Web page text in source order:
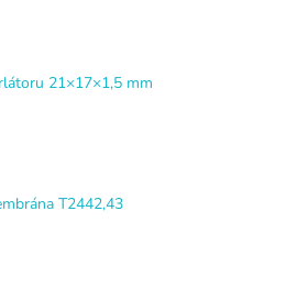
21×17×1,5 mm
T2442,43